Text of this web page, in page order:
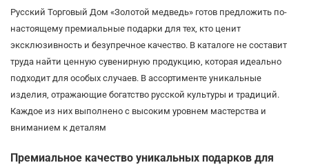
Русский Торговый Дом «Золотой медведь» готов предложить по-
настоящему премиальные подарки для тех, кто ценит
эксклюзивность и безупречное качество. В каталоге не составит
труда найти ценную сувенирную продукцию, которая идеально
подходит для особых случаев. В ассортименте уникальные
изделия, отражающие богатство русской культуры и традиций.
Каждое из них выполнено с высоким уровнем мастерства и
вниманием к деталям
Премиальное качество уникальных подарков для